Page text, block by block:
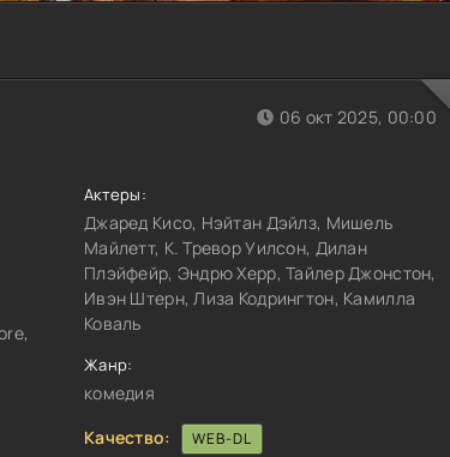
06 окт 2025, 00:00
Актеры:
Джаред Кисо, Нэйтан Дэйлз, Мишель
Майлетт, К. Тревор Уилсон, Дилан
Плэйфейр, Эндрю Херр, Тайлер Джонстон,
Ивэн Штерн, Лиза Кодрингтон, Камилла
Коваль
Жанр:
комедия
Качество:
WEB-DL